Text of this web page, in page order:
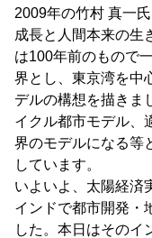
2009年の竹村 真一
成長と人間本来の生
は100年前のもので
界とし、東京湾を中
デルの構想を描きま
イクル都市モデル、
界のモデルになる等
しています。
いよいよ、太陽経済
インドで都市開発・
した。本日はそのイ